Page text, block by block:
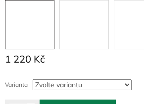
1 220 Kč
cena:
Varianta